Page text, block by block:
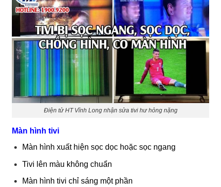
Điện tử HT Vĩnh Long nhận sửa tivi hư hỏng nặng
Màn hình tivi
Màn hình xuất hiện sọc dọc hoặc sọc ngang
Tivi lên màu không chuẩn
Màn hình tivi chỉ sáng một phần